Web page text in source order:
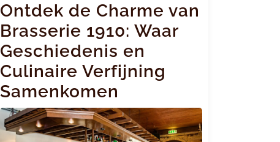
Ontdek de Charme van
Brasserie 1910: Waar
Geschiedenis en
Culinaire Verfijning
Samenkomen